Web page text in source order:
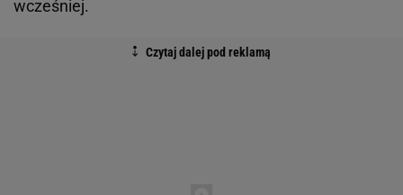
wcześniej.